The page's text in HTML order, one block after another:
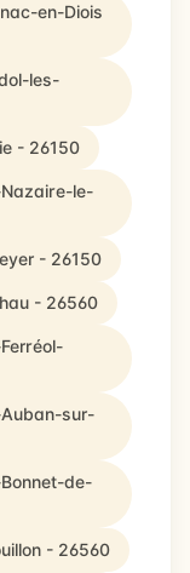
en-Diois
les-
- 26150
le-
- 26150
- 26560
sur-
de-
- 26560